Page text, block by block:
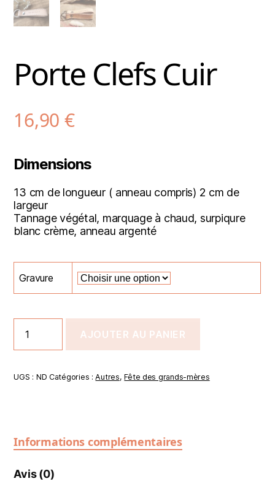
Porte Clefs Cuir
16,90 €
Dimensions
13 cm de longueur ( anneau compris) 2 cm de
largeur
Tannage végétal, marquage à chaud, surpiqure
blanc crème, anneau argenté
Gravure
AJOUTER AU PANIER
UGS : ND Catégories :Autres,Fête des grands-mères
Informations complémentaires
Avis (0)